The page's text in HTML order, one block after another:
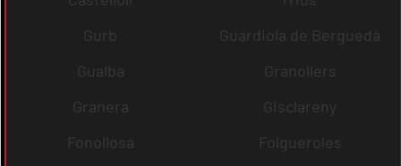
Gurb
Guardiola de Berguedà
Gualba
Granollers
Granera
Gisclareny
Fonollosa
Folgueroles